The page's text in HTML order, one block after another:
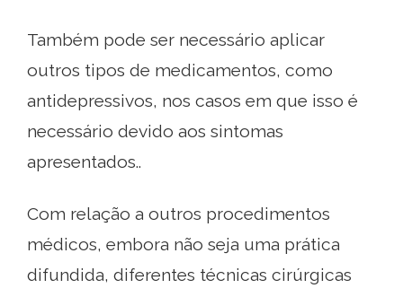
Também pode ser necessário aplicar
outros tipos de medicamentos, como
antidepressivos, nos casos em que isso é
necessário devido aos sintomas
apresentados..
Com relação a outros procedimentos
médicos, embora não seja uma prática
difundida, diferentes técnicas cirúrgicas